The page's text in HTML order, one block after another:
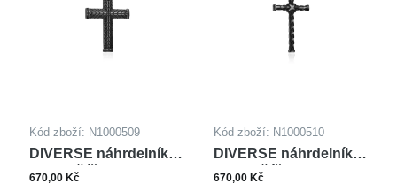
Kód zboží: N1000509
DIVERSE náhrdelník z
oceli KŘÍŽEK
670,00 Kč
Kód zboží: N1000510
DIVERSE náhrdelník z
oceli KŘÍŽEK
670,00 Kč